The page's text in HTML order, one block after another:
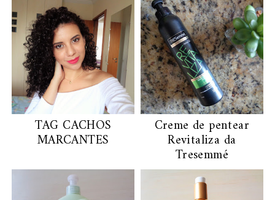
TAG CACHOS
MARCANTES
Creme de pentear
Revitaliza da
Tresemmé